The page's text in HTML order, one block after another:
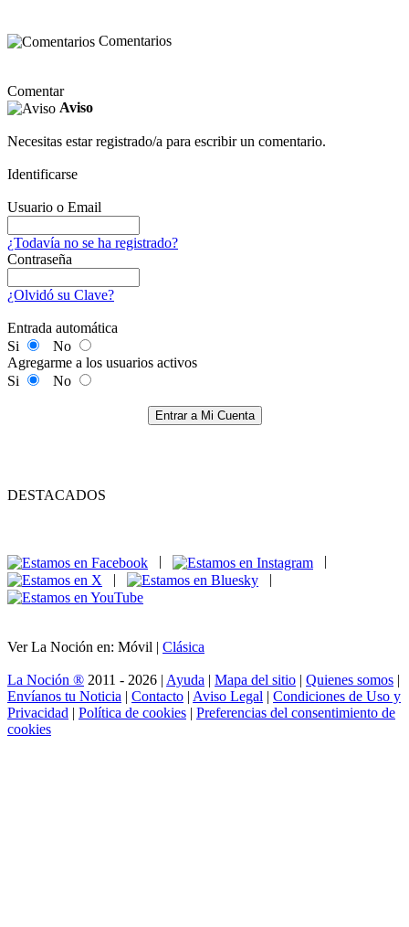
Comentarios
Comentar
Aviso
Necesitas estar registrado/a para escribir un comentario.
Identificarse
Usuario o Email
¿Todavía no se ha registrado?
Contraseña
¿Olvidó su Clave?
Entrada automática
Si
No
Agregarme a los usuarios activos
Si
No
Entrar a Mi Cuenta
DESTACADOS
|
|
Ver La Noción en: Móvil | Clásica
La Noción ® 2011 - 2026 | Ayuda | Mapa del sitio | Quienes somos |
Envíanos tu Noticia | Contacto | Aviso Legal | Condiciones de Uso y
Privacidad | Política de cookies | Preferencias del consentimiento de
cookies